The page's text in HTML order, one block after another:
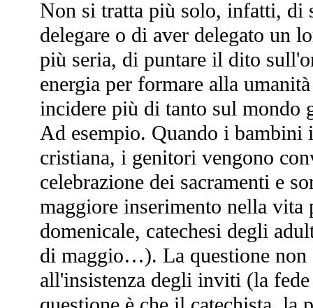
Non si tratta più solo, infatti, di
delegare o di aver delegato un
più seria, di puntare il dito
energia per formare alla
incidere più di tanto sul mondo
Ad esempio. Quando i
cristiana, i genitori vengono
celebrazione dei sacramenti e
maggiore inserimento nella vita
domenicale, catechesi degli
di maggio…). La questione non
all'insistenza degli inviti (la